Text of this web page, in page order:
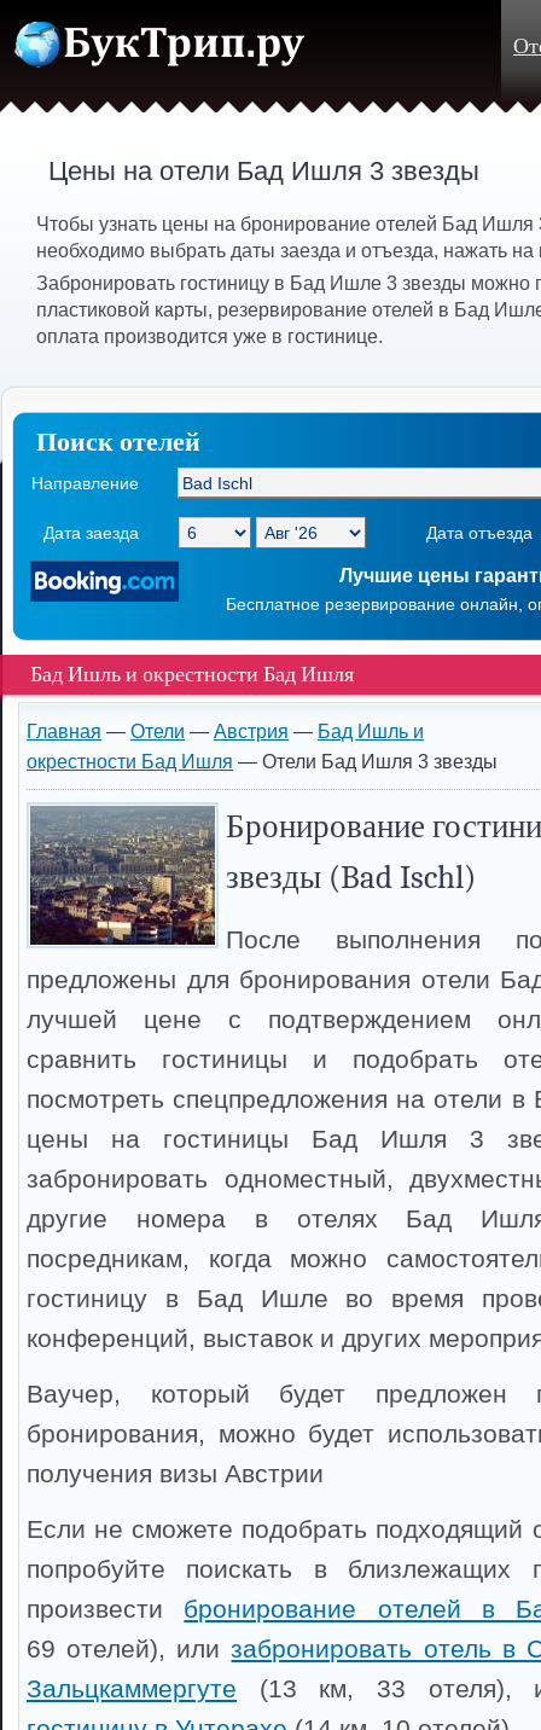
Цены на отели Бад Ишля 3 звезды
Чтобы узнать цены на бронирование отелей Бад Ишля
необходимо выбрать даты заезда и отъезда, нажать на
Забронировать гостиницу в Бад Ишле 3 звезды можно
пластиковой карты, резервирование отелей в Бад
оплата производится уже в гостинице.
Поиск отелей
Направление
Дата заезда Дата отъезда
Лучшие цены
Бесплатное резервирование онлайн,
Бад Ишль и окрестности Бад Ишля
Главная — Отели — Австрия — Бад Ишль и
окрестности Бад Ишля — Отели Бад Ишля 3 звезды
Бронирование
звезды (Bad Ischl)
После выполнения
предложены для бронирования отели
лучшей цене с подтверждением
сравнить гостиницы и подобрать
посмотреть спецпредложения на отели
цены на гостиницы Бад Ишля 3
забронировать одноместный,
другие номера в отелях Бад
посредникам, когда можно
гостиницу в Бад Ишле во время
конференций, выставок и других
Ваучер, который будет предложен
бронирования, можно будет
получения визы Австрии
Если не сможете подобрать подходящий
попробуйте поискать в близлежащих
произвести бронирование отелей в
69 отелей), илизабронировать отель в
Зальцкаммергуте (13 км, 33 отеля),